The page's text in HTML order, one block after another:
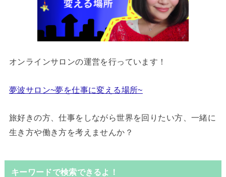
オンラインサロンの運営を行っています！
夢波サロン~夢を仕事に変える場所~
旅好きの方、仕事をしながら世界を回りたい方、一緒に
生き方や働き方を考えませんか？
キーワードで検索できるよ！